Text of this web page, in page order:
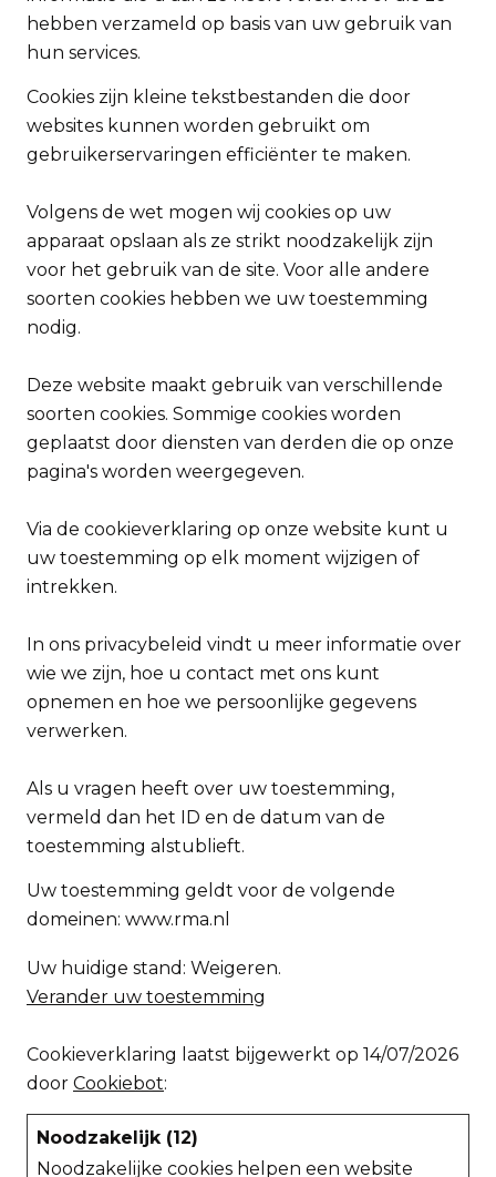
hebben verzameld op basis van uw gebruik van
hun services.
Cookies zijn kleine tekstbestanden die door
websites kunnen worden gebruikt om
gebruikerservaringen efficiënter te maken.
Volgens de wet mogen wij cookies op uw
apparaat opslaan als ze strikt noodzakelijk zijn
voor het gebruik van de site. Voor alle andere
soorten cookies hebben we uw toestemming
nodig.
Deze website maakt gebruik van verschillende
soorten cookies. Sommige cookies worden
geplaatst door diensten van derden die op onze
pagina's worden weergegeven.
Via de cookieverklaring op onze website kunt u
uw toestemming op elk moment wijzigen of
intrekken.
In ons privacybeleid vindt u meer informatie over
wie we zijn, hoe u contact met ons kunt
opnemen en hoe we persoonlijke gegevens
verwerken.
Als u vragen heeft over uw toestemming,
vermeld dan het ID en de datum van de
toestemming alstublieft.
Uw toestemming geldt voor de volgende
domeinen: www.rma.nl
Uw huidige stand: Weigeren.
Verander uw toestemming
Cookieverklaring laatst bijgewerkt op 14/07/2026
door Cookiebot:
Noodzakelijk (12)
Noodzakelijke cookies helpen een website